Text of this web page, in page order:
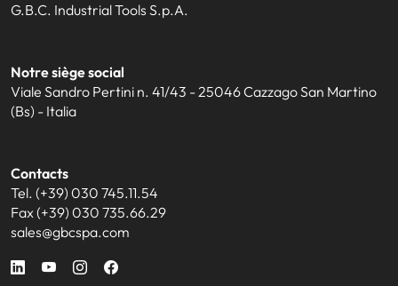
G.B.C. Industrial Tools S.p.A.
Notre siège social
Viale Sandro Pertini n. 41/43 - 25046 Cazzago San Martino
(Bs) - Italia
Contacts
Tel. (+39) 030 745.11.54
Fax (+39) 030 735.66.29
sales@gbcspa.com